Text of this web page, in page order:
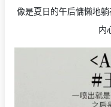
像是夏日的午后慵懒地
内